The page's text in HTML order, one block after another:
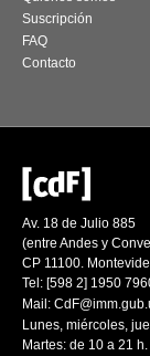
Suscripción
FAQ
Contacto
Av. 18 de Julio 885
(entre Andes y
CP 11100.
Tel: [598 2] 1950
Mail:
Lunes, miércoles,
Martes: de 10 a 21